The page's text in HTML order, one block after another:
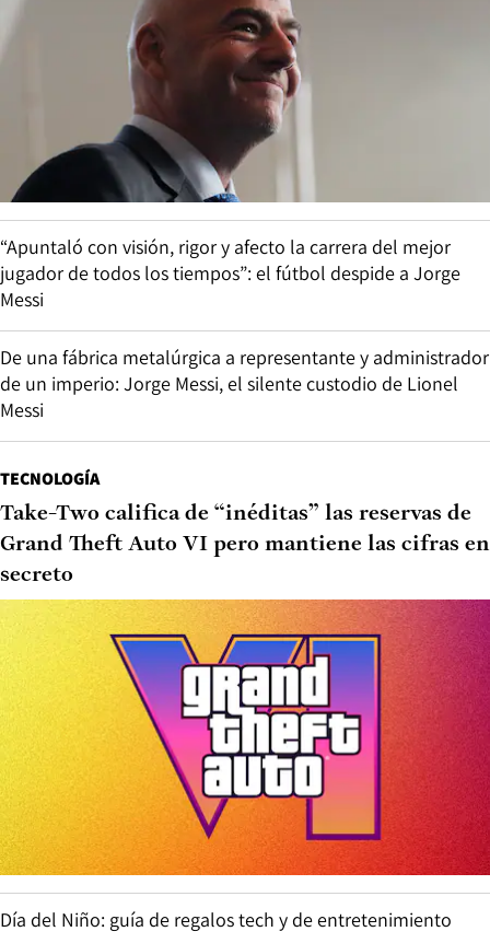
“Apuntaló con visión, rigor y afecto la carrera del mejor
jugador de todos los tiempos”: el fútbol despide a Jorge
Messi
De una fábrica metalúrgica a representante y administrador
de un imperio: Jorge Messi, el silente custodio de Lionel
Messi
TECNOLOGÍA
Take-Two califica de “inéditas” las reservas de
Grand Theft Auto VI pero mantiene las cifras en
secreto
Día del Niño: guía de regalos tech y de entretenimiento